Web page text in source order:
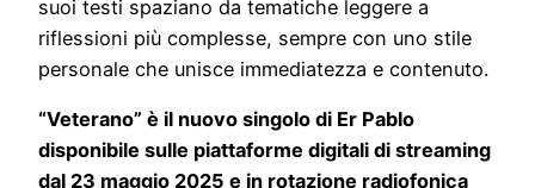
suoi testi spaziano da tematiche leggere a
riflessioni più complesse, sempre con uno stile
personale che unisce immediatezza e contenuto.
“Veterano” è il nuovo singolo di Er Pablo
disponibile sulle piattaforme digitali di streaming
dal 23 maggio 2025 e in rotazione radiofonica